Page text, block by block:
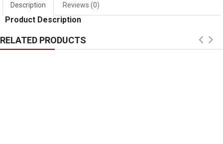
Description Reviews (0)
Product Description
RELATED PRODUCTS
Window mural me324